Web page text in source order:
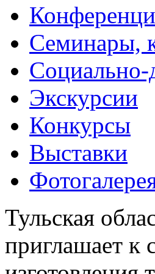
Семинары,
Социально-
Экскурсии
Конкурсы
Выставки
Тульская
приглашает к